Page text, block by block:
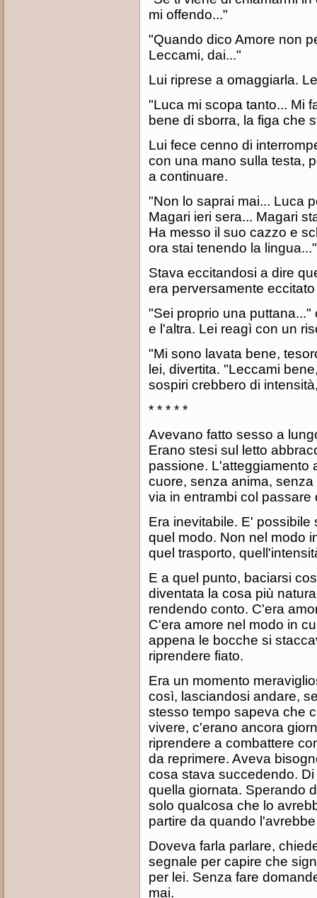
mi offendo..."
"Quando dico Amore non
Leccami, dai..."
Lui riprese a omaggiarla.
"Luca mi scopa tanto... Mi
bene di sborra, la figa che
Lui fece cenno di
con una mano sulla testa,
a continuare.
"Non lo saprai mai... Luca
Magari ieri sera... Magari
Ha messo il suo cazzo e
ora stai tenendo la lingua..."
Stava eccitandosi a dire
era perversamente
"Sei proprio una
e l'altra. Lei reagì con un
"Mi sono lavata bene,
lei, divertita. "Leccami
sospiri crebbero di
* * * * *
Avevano fatto sesso a
Erano stesi sul letto
passione. L'atteggiamento
cuore, senza anima,
via in entrambi col passare
Era inevitabile. E'
quel modo. Non nel modo
quel trasporto,
E a quel punto, baciarsi
diventata la cosa più
rendendo conto. C'era
C'era amore nel modo in
appena le bocche si
riprendere fiato.
Era un momento
così, lasciandosi andare,
stesso tempo sapeva che
vivere, c'erano ancora
riprendere a combattere
da reprimere. Aveva
cosa stava succedendo.
quella giornata. Sperando
solo qualcosa che lo
partire da quando
Doveva farla parlare,
segnale per capire che
per lei. Senza fare
mai.